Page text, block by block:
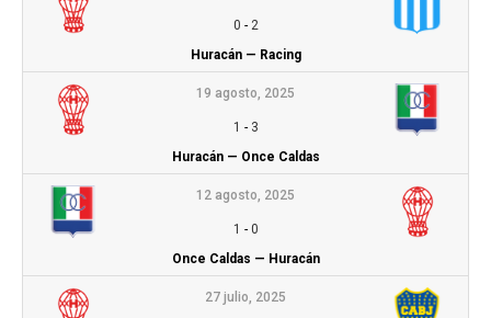
0 - 2
Huracán — Racing
19 agosto, 2025
1 - 3
Huracán — Once Caldas
12 agosto, 2025
1 - 0
Once Caldas — Huracán
27 julio, 2025